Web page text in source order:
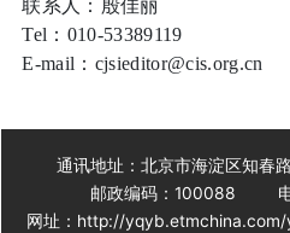
联系人：殷佳丽
Tel：010-53389119
E-mail：cjsieditor@cis.org.cn
通讯地址：北京市海淀区知春
邮政编码：100088
网址：http://